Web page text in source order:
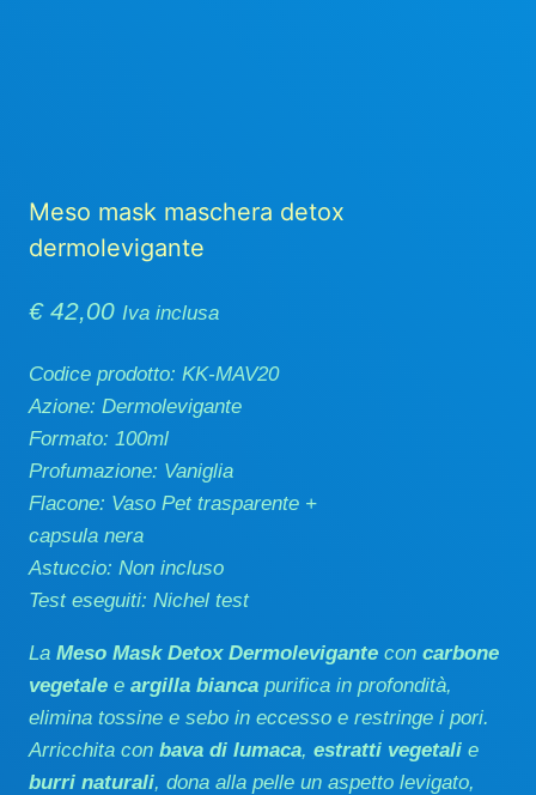
Meso mask maschera detox
dermolevigante
€42,00 Iva inclusa
Codice prodotto: KK-MAV20
Azione: Dermolevigante
Formato: 100ml
Profumazione: Vaniglia
Flacone: Vaso Pet trasparente +
capsula nera
Astuccio: Non incluso
Test eseguiti: Nichel test
La Meso Mask Detox Dermolevigante con carbone
vegetale e argilla bianca purifica in profondità,
elimina tossine e sebo in eccesso e restringe i pori.
Arricchita con bava di lumaca, estratti vegetali e
burri naturali, dona alla pelle un aspetto levigato,